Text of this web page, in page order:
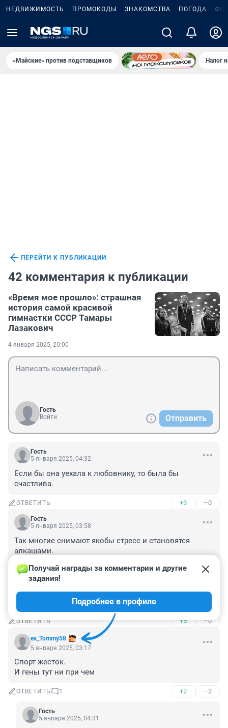
НЕДВИЖИМОСТЬ ПРОМОКОДЫ ЗНАКОМСТВА ПОГОДА
«Майские» против подставщиков Налог
ПЕРЕЙТИ К ПУБЛИКАЦИИ
42 комментария к публикации
«Время мое прошло»: страшная
история самой красивой
гимнастки СССР Тамары
Лазакович
4 января 2025, 20:00
Гость
Войти
Отправить
Гость
5 января 2025, 04:32
Если бы она уехала к любовнику, то была бы
счастлива.
ОТВЕТИТЬ +3 –0
Гость
5 января 2025, 03:58
Так многие снимают якобы стресс и становятся
алкашами.
способов, но так легче: напился, в забытьи , а уж что
будет потом, об этом не думают.
Трезвость никому ещё не сделала плохого. От
трезвости только хорошее.
ОТВЕТИТЬ +5 –0
ex_Tommy58
Получай награды за комментарии и другие
задания!
Подробнее в профиле
5 января 2025, 03:17
Спорт жесток.
И гены тут ни при чем
ОТВЕТИТЬ 1 +2 –2
Гость
5 января 2025, 04:31